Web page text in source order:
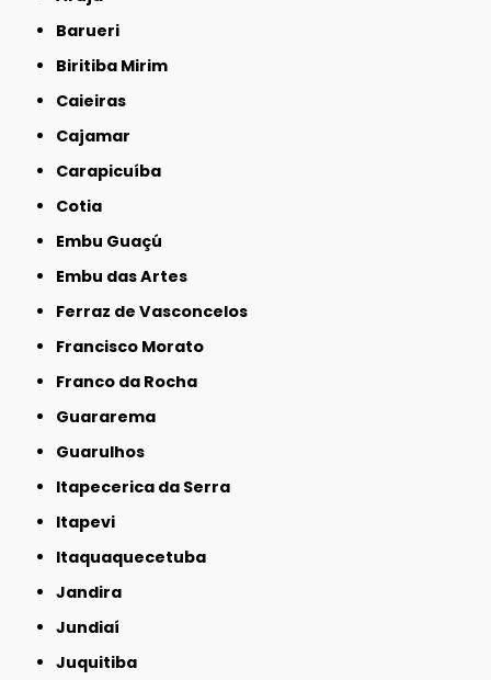
Barueri
Biritiba Mirim
Caieiras
Cajamar
Carapicuíba
Cotia
Embu Guaçú
Embu das Artes
Ferraz de Vasconcelos
Francisco Morato
Franco da Rocha
Guararema
Guarulhos
Itapecerica da Serra
Itapevi
Itaquaquecetuba
Jandira
Jundiaí
Juquitiba